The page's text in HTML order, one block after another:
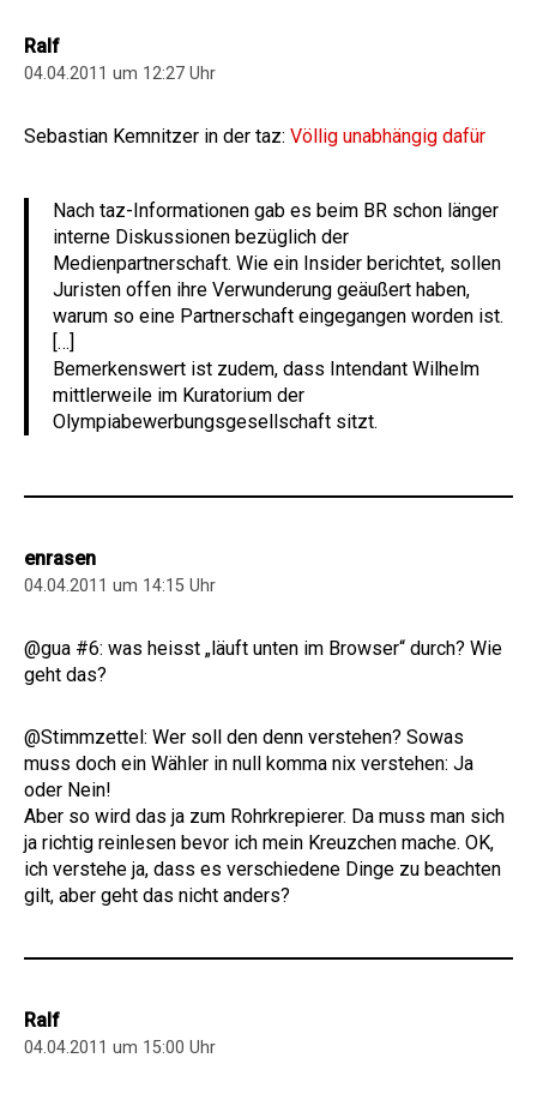
Ralf
04.04.2011 um 12:27 Uhr
Sebastian Kemnitzer in der taz: Völlig unabhängig dafür
Nach taz-Informationen gab es beim BR schon länger
interne Diskussionen bezüglich der
Medienpartnerschaft. Wie ein Insider berichtet, sollen
Juristen offen ihre Verwunderung geäußert haben,
warum so eine Partnerschaft eingegangen worden ist.
[…]
Bemerkenswert ist zudem, dass Intendant Wilhelm
mittlerweile im Kuratorium der
Olympiabewerbungsgesellschaft sitzt.
enrasen
04.04.2011 um 14:15 Uhr
@gua #6: was heisst „läuft unten im Browser“ durch? Wie
geht das?
@Stimmzettel: Wer soll den denn verstehen? Sowas
muss doch ein Wähler in null komma nix verstehen: Ja
oder Nein!
Aber so wird das ja zum Rohrkrepierer. Da muss man sich
ja richtig reinlesen bevor ich mein Kreuzchen mache. OK,
ich verstehe ja, dass es verschiedene Dinge zu beachten
gilt, aber geht das nicht anders?
Ralf
04.04.2011 um 15:00 Uhr